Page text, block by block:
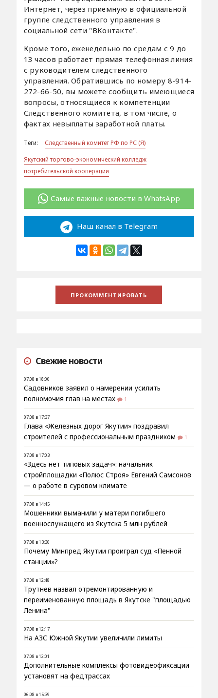
Интернет, через приемную в официальной
группе следственного управления в
социальной сети "ВКонтакте".
Кроме того, еженедельно по средам с 9 до
13 часов работает прямая телефонная линия
с руководителем следственного
управления. Обратившись по номеру 8-914-
272-66-50, вы можете сообщить имеющиеся
вопросы, относящиеся к компетенции
Следственного комитета, в том числе, о
фактах невыплаты заработной платы.
Теги:
Следственный комитет РФ по РС (Я)
Якутский торгово-экономический колледж
потребительской кооперации
Самые важные новости в WhatsApp
Наш канал в Telegram
Свежие новости
07.08 в 18:00
Садовников заявил о намерении усилить
полномочия глав на местах
1
07.08 в 17:37
Глава «Железных дорог Якутии» поздравил
строителей с профессиональным праздником
1
07.08 в 17:03
«Здесь нет типовых задач»: начальник
стройплощадки «Полюс Строя» Евгений Самсонов
— о работе в суровом климате
07.08 в 14:45
Мошенники выманили у матери погибшего
военнослужащего из Якутска 5 млн рублей
07.08 в 13:30
Почему Минпред Якутии проиграл суд «Пенной
станции»?
07.08 в 12:48
Трутнев назвал отремонтированную и
переименованную площадь в Якутске "площадью
Ленина"
07.08 в 12:17
На АЗС Южной Якутии увеличили лимиты
07.08 в 12:01
Дополнительные комплексы фотовидеофиксации
установят на федтрассах
06.08 в 15:39